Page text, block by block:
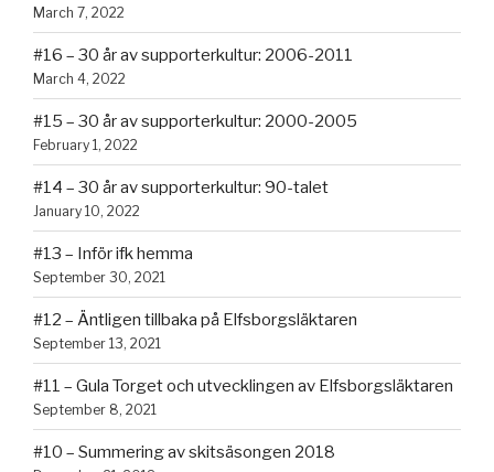
March 7, 2022
#16 – 30 år av supporterkultur: 2006-2011
March 4, 2022
#15 – 30 år av supporterkultur: 2000-2005
February 1, 2022
#14 – 30 år av supporterkultur: 90-talet
January 10, 2022
#13 – Inför ifk hemma
September 30, 2021
#12 – Äntligen tillbaka på Elfsborgsläktaren
September 13, 2021
#11 – Gula Torget och utvecklingen av Elfsborgsläktaren
September 8, 2021
#10 – Summering av skitsäsongen 2018